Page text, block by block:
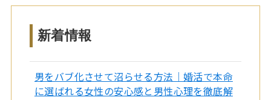
新着情報
男をバブ化させて沼らせる方法｜婚活で本命
に選ばれる女性の安心感と男性心理を徹底解